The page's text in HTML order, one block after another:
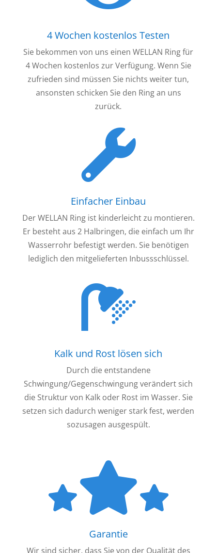
4 Wochen kostenlos Testen
Sie bekommen von uns einen WELLAN Ring für
4 Wochen kostenlos zur Verfügung. Wenn Sie
zufrieden sind müssen Sie nichts weiter tun,
ansonsten schicken Sie den Ring an uns
zurück.
Einfacher Einbau
Der WELLAN Ring ist kinderleicht zu montieren.
Er besteht aus 2 Halbringen, die einfach um Ihr
Wasserrohr befestigt werden. Sie benötigen
lediglich den mitgelieferten Inbussschlüssel.
Kalk und Rost lösen sich
Durch die entstandene
Schwingung/Gegenschwingung verändert sich
die Struktur von Kalk oder Rost im Wasser. Sie
setzen sich dadurch weniger stark fest, werden
sozusagen ausgespült.
Garantie
Wir sind sicher, dass Sie von der Qualität des